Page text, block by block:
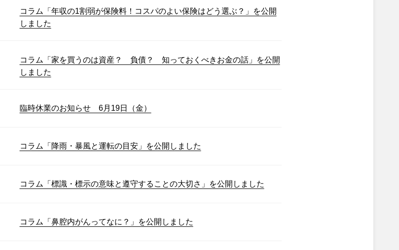
コラム「年収の1割弱が保険料！コスパのよい保険はどう選ぶ？」を公開
しました
コラム「家を買うのは資産？ 負債？ 知っておくべきお金の話」を公開
しました
臨時休業のお知らせ 6月19日（金）
コラム「降雨・暴風と運転の目安」を公開しました
コラム「標識・標示の意味と遵守することの大切さ」を公開しました
コラム「鼻腔内がんってなに？」を公開しました